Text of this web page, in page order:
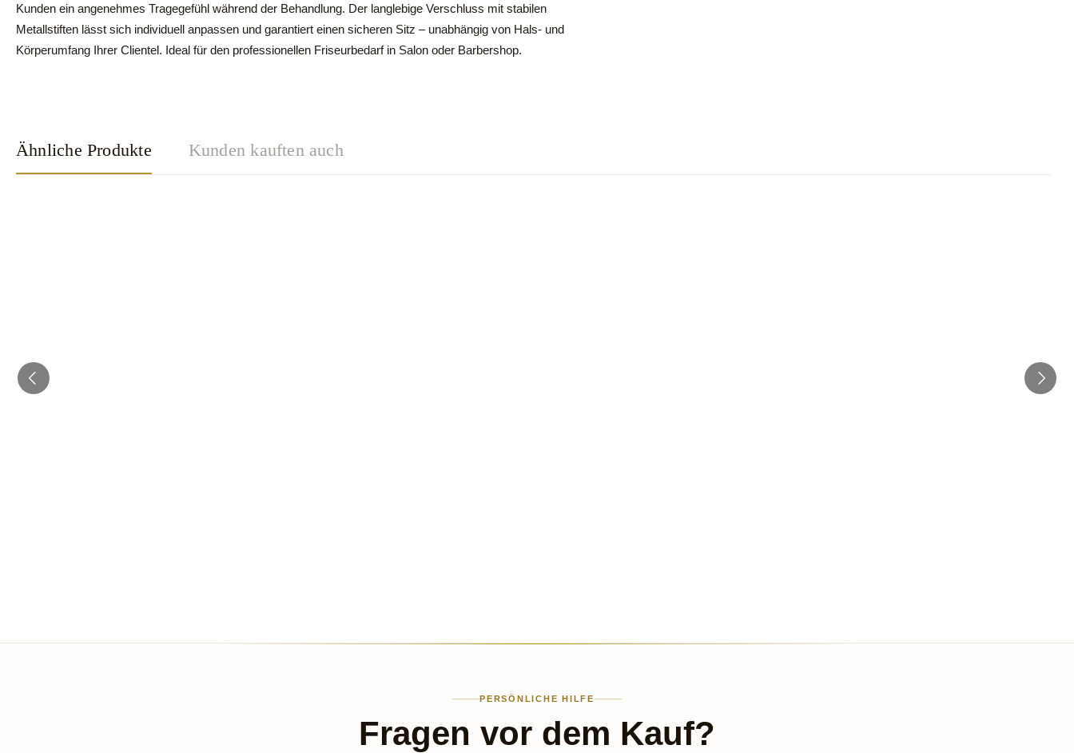
Kunden ein angenehmes Tragegefühl während der Behandlung. Der langlebige Verschluss mit stabilen
Metallstiften lässt sich individuell anpassen und garantiert einen sicheren Sitz – unabhängig von Hals- und
Körperumfang Ihrer Clientel. Ideal für den professionellen Friseurbedarf in Salon oder Barbershop.
Ähnliche Produkte Kunden kauften auch
PERSÖNLICHE HILFE
Fragen vor dem Kauf?